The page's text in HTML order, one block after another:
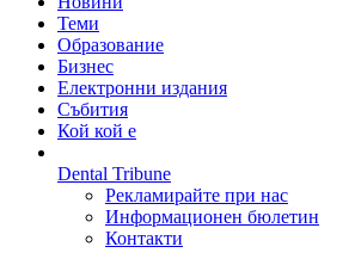
Теми
Образование
Бизнес
Електронни издания
Събития
Кой кой е
Dental Tribune
Рекламирайте при нас
Информационен бюлетин
Контакти